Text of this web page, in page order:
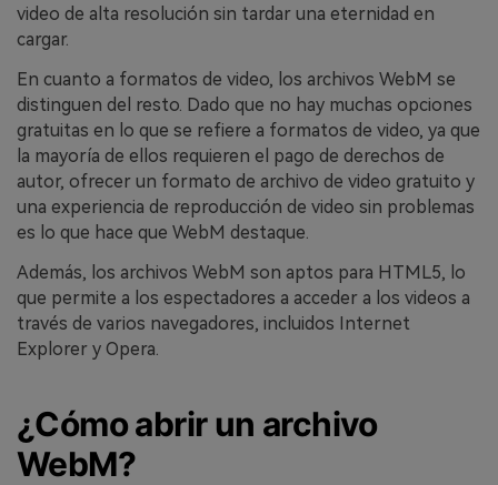
video de alta resolución sin tardar una eternidad en
cargar.
En cuanto a formatos de video, los archivos WebM se
distinguen del resto. Dado que no hay muchas opciones
gratuitas en lo que se refiere a formatos de video, ya que
la mayoría de ellos requieren el pago de derechos de
autor, ofrecer un formato de archivo de video gratuito y
una experiencia de reproducción de video sin problemas
es lo que hace que WebM destaque.
Además, los archivos WebM son aptos para HTML5, lo
que permite a los espectadores a acceder a los videos a
través de varios navegadores, incluidos Internet
Explorer y Opera.
¿Cómo abrir un archivo
WebM?